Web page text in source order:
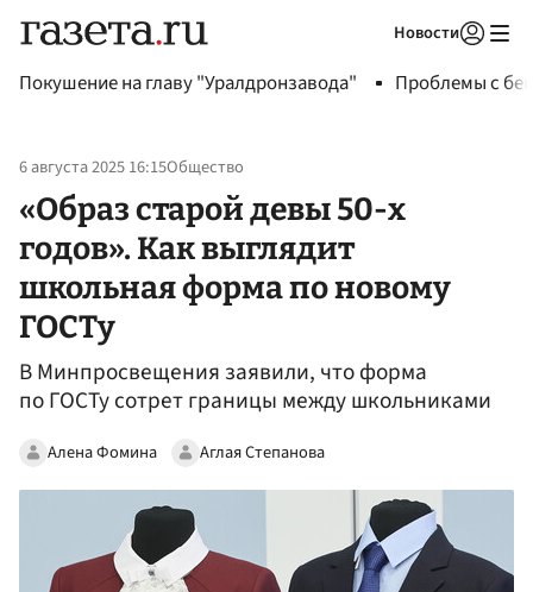
Новости
Покушение на главу "Уралдронзавода" Проблемы с
6 августа 2025 16:15Общество
«Образ старой девы 50-х
годов». Как выглядит
школьная форма по новому
ГОСТу
В Минпросвещения заявили, что форма
по ГОСТу сотрет границы между школьниками
Алена Фомина Аглая Степанова